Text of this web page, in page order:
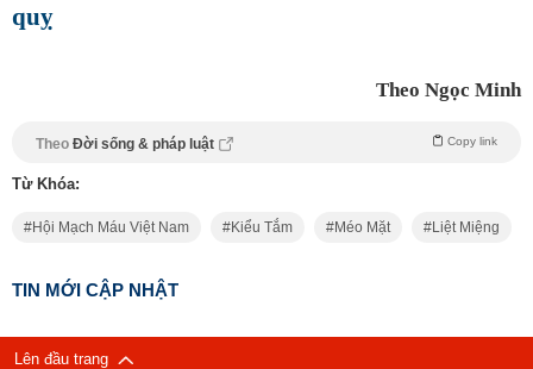
quỵ
Theo Ngọc Minh
Theo Đời sống & pháp luật Copy link
Từ Khóa:
Hội Mạch Máu Việt Nam Kiểu Tắm Méo Mặt Liệt Miệng
TIN MỚI CẬP NHẬT
Lên đầu trang